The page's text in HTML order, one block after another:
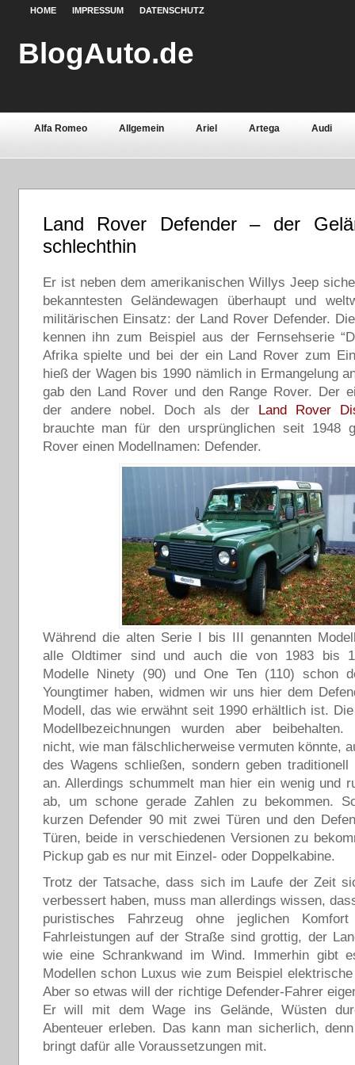
HOME IMPRESSUM DATENSCHUTZ
BlogAuto.de
Alfa Romeo Allgemein Ariel Artega Audi
Chevrolet Chrysler Citroën Continental Dacia
Lamborghini Lancia Land Rover Lotus Mazda
Volvo Wartburg Werkstoffe Zubehör
Land Rover Defender – der
schlechthin
Er ist neben dem amerikanischen Willys Jeep
bekanntesten Geländewagen überhaupt und
militärischen Einsatz: der Land Rover Defender.
kennen ihn zum Beispiel aus der Fernsehserie
Afrika spielte und bei der ein Land Rover zum
hieß der Wagen bis 1990 nämlich in Ermangelung
gab den Land Rover und den Range Rover. Der
der andere nobel. Doch als der Land Rover
brauchte man für den ursprünglichen seit 1948
Rover einen Modellnamen: Defender.
Während die alten Serie I bis III genannten
alle Oldtimer sind und auch die von 1983 bis
Modelle Ninety (90) und One Ten (110) schon
Youngtimer haben, widmen wir uns hier dem
Modell, das wie erwähnt seit 1990 erhältlich ist.
Modellbezeichnungen wurden aber
nicht, wie man fälschlicherweise vermuten könnte,
des Wagens schließen, sondern geben traditionell
an. Allerdings schummelt man hier ein wenig und
ab, um schone gerade Zahlen zu bekommen.
kurzen Defender 90 mit zwei Türen und den
Türen, beide in verschiedenen Versionen zu
Pickup gab es nur mit Einzel- oder Doppelkabine.
Trotz der Tatsache, dass sich im Laufe der Zeit
verbessert haben, muss man allerdings wissen,
puristisches Fahrzeug ohne jeglichen
Fahrleistungen auf der Straße sind grottig, der
wie eine Schrankwand im Wind. Immerhin gibt
Modellen schon Luxus wie zum Beispiel
Aber so etwas will der richtige Defender-Fahrer
Er will mit dem Wage ins Gelände, Wüsten
Abenteuer erleben. Das kann man sicherlich,
bringt dafür alle Voraussetzungen mit.